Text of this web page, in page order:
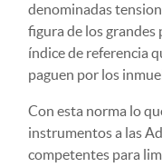
denominadas
figura de los grandes
índice de referencia
paguen por los
Con esta norma lo
instrumentos a las
competentes para